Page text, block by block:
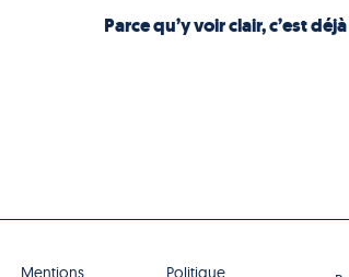
Parce qu’y voir clair, c’est
Mentions Politique